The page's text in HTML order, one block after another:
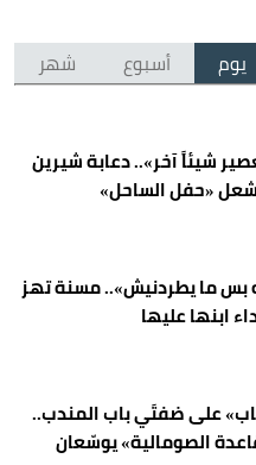
يوم أسبوع شهر
شيئاً آخر».. دعابة شيرين
«حفل الساحل»
بس ما يطردنيش».. مسنة تهز
ابنها عليها
على ضفتَي باب المندب..
الصومالية» يوسّعان